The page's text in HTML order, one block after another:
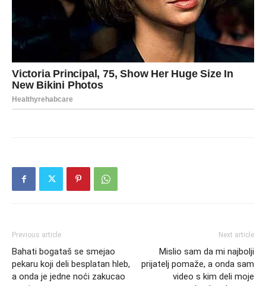
Previous article
Bahati bogataš se smejao
pekaru koji deli besplatan hleb,
a onda je jedne noći zakucao
Next article
Mislio sam da mi najbolji
prijatelj pomaže, a onda sam
video s kim deli moje